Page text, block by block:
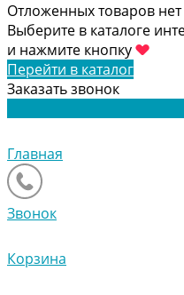
Отложенных товаров нет
Выберите в каталоге
и нажмите кнопку
Перейти в каталог
Заказать звонок
Главная
Звонок
Корзина